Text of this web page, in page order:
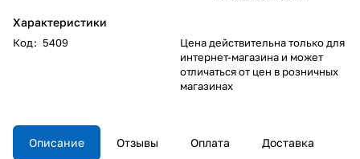
Характеристики
Код: 5409
Цена действительна только для
интернет-магазина и может
отличаться от цен в розничных
магазинах
Описание Отзывы Оплата Доставка